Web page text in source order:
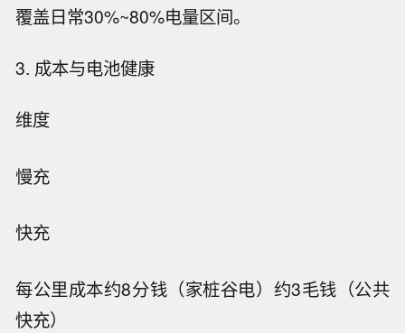
覆盖日常30%~80%电量区间。
3. 成本与电池健康
维度
慢充
快充
每公里成本约8分钱（家桩谷电） 约3毛钱（公共
快充）